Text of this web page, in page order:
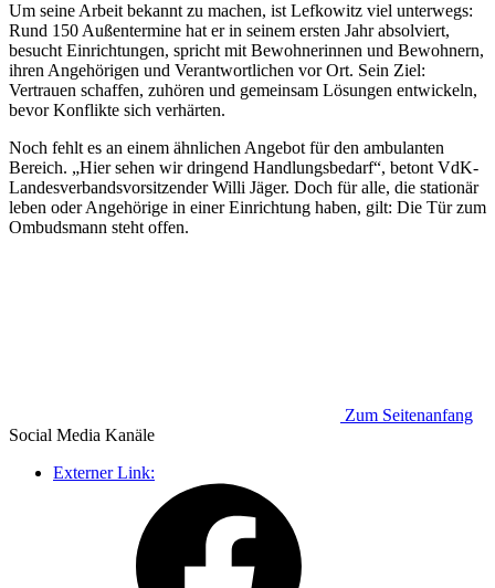
Um seine Arbeit bekannt zu machen, ist Lefkowitz viel unterwegs:
Rund 150 Außentermine hat er in seinem ersten Jahr absolviert,
besucht Einrichtungen, spricht mit Bewohnerinnen und Bewohnern,
ihren Angehörigen und Verantwortlichen vor Ort. Sein Ziel:
Vertrauen schaffen, zuhören und gemeinsam Lösungen entwickeln,
bevor Konflikte sich verhärten.
Noch fehlt es an einem ähnlichen Angebot für den ambulanten
Bereich. „Hier sehen wir dringend Handlungsbedarf“, betont VdK-
Landesverbandsvorsitzender Willi Jäger. Doch für alle, die stationär
leben oder Angehörige in einer Einrichtung haben, gilt: Die Tür zum
Ombudsmann steht offen.
Zum Seitenanfang
Social Media Kanäle
Externer Link: